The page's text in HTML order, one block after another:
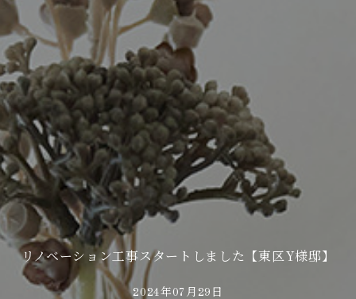
リノベーション工事スタートしました【東区Y様邸】
2024年07月29日